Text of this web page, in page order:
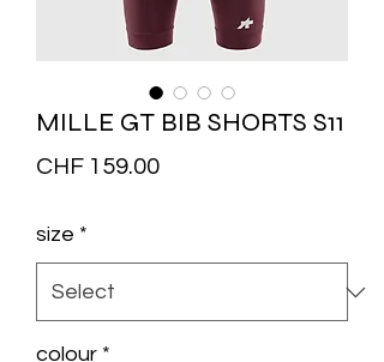
MILLE GT BIB SHORTS S11
CHF 159.00Price
size *
colour *